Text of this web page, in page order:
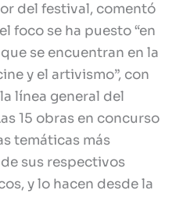
del festival, comentó
foco se ha puesto “en
se encuentran en la
y el artivismo”, con
línea general del
15 obras en concurso
temáticas más
sus respectivos
y lo hacen desde la